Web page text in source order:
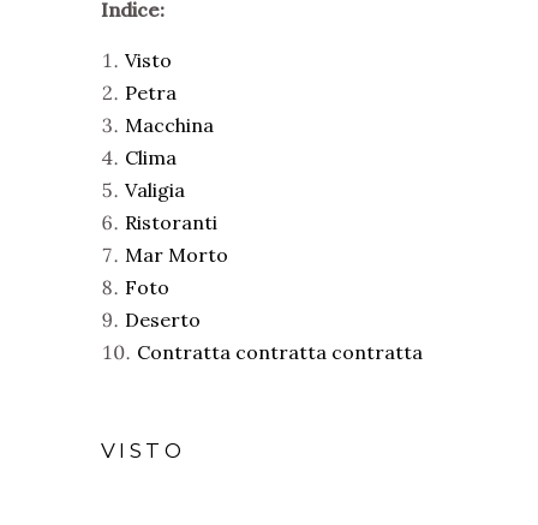
Indice:
Visto
Petra
Macchina
Clima
Valigia
Ristoranti
Mar Morto
Foto
Deserto
Contratta contratta contratta
VISTO